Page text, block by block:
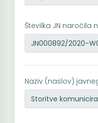
Številka JN naročila
Naziv (naslov)